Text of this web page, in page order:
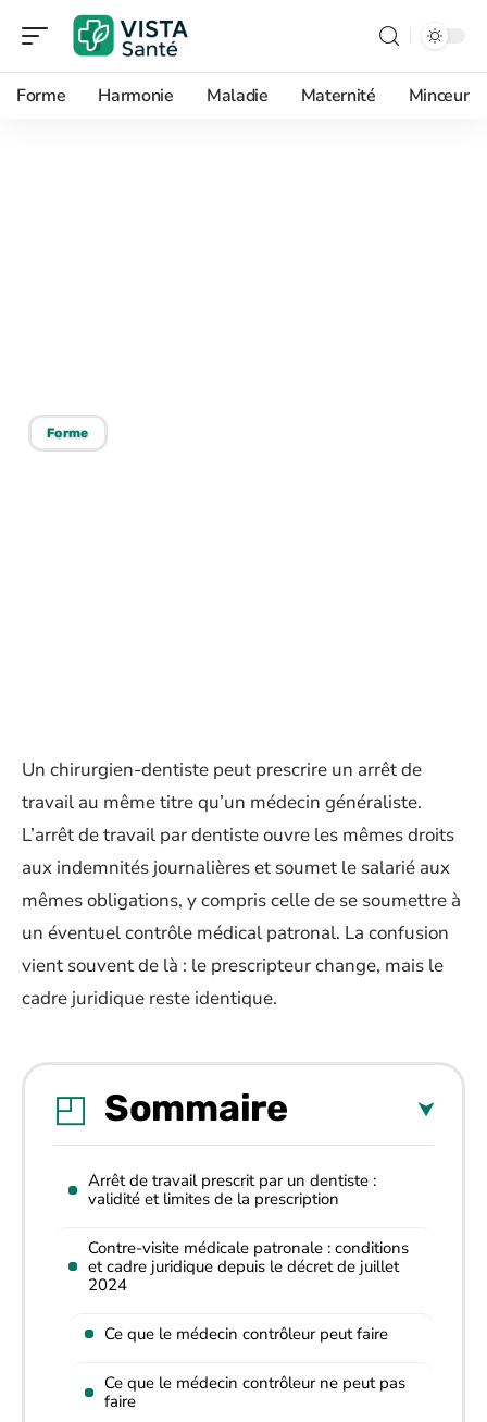
Forme Harmonie Maladie Maternité Minceur
Forme
Un chirurgien-dentiste peut prescrire un arrêt de
travail au même titre qu’un médecin généraliste.
L’arrêt de travail par dentiste ouvre les mêmes droits
aux indemnités journalières et soumet le salarié aux
mêmes obligations, y compris celle de se soumettre à
un éventuel contrôle médical patronal. La confusion
vient souvent de là : le prescripteur change, mais le
cadre juridique reste identique.
Sommaire
Arrêt de travail prescrit par un dentiste :
validité et limites de la prescription
Contre-visite médicale patronale : conditions
et cadre juridique depuis le décret de juillet
2024
Ce que le médecin contrôleur peut faire
Ce que le médecin contrôleur ne peut pas
faire